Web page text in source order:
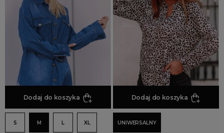
Dodaj do koszyka
S M L XL
Dodaj do koszyka
UNIWERSALNY